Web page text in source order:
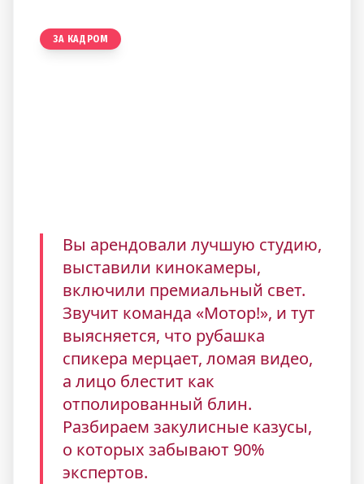
ЗА КАДРОМ
Вы арендовали лучшую студию,
выставили кинокамеры,
включили премиальный свет.
Звучит команда «Мотор!», и тут
выясняется, что рубашка
спикера мерцает, ломая видео,
а лицо блестит как
отполированный блин.
Разбираем закулисные казусы,
о которых забывают 90%
экспертов.